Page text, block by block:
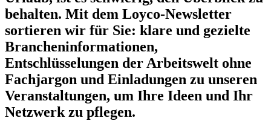
behalten. Mit dem Loyco-Newsletter
sortieren wir für Sie: klare und gezielte
Brancheninformationen,
Entschlüsselungen der Arbeitswelt ohne
Fachjargon und Einladungen zu unseren
Veranstaltungen, um Ihre Ideen und Ihr
Netzwerk zu pflegen.